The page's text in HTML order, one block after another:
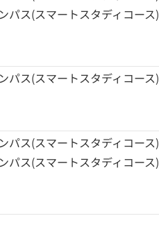
パス(スマートスタディコース)
パス(スマートスタディコース)
パス(スマートスタディコース)
パス(スマートスタディコース)